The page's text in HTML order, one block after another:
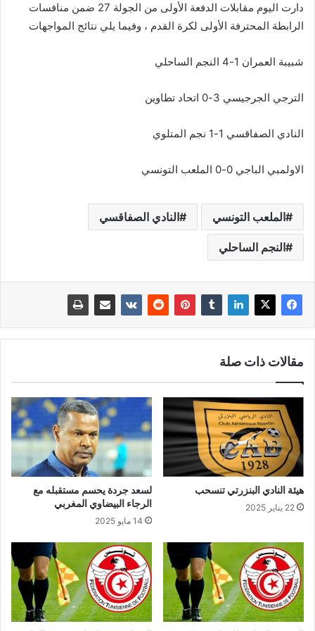
دارت اليوم مقابلات الدفعة الأولى من الجولة 27 ضمن منافسات
الرابطة المحترفة الأولى لكرة القدم ، وفيما يلي نتائج المواجهات
شبيبة العمران 1-4 النجم الساحلي
الترجي الجرجيسي 3-0 اتحاد تطاوين
النادي الصفاقسي 1-1 نجم المتلوي
الاولمبي الباجي 0-0 الملعب التونسي
الملعب التونسي النادي الصفاقسي
النجم الساحلي
مقالات ذات صلة
هيئة النادي البنزرتي تنسحب
22 يناير 2025
لسعد جردة يحسم مستقبله مع
الرجاء البيضاوي المغربي
14 مايو 2025